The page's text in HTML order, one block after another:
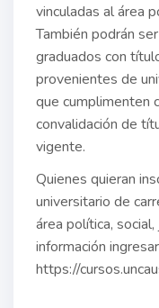
vinculadas al área
También podrán
graduados con
provenientes de
que cumplimenten
convalidación de
vigente.
Quienes quieran
universitario de
área política,
información
https://